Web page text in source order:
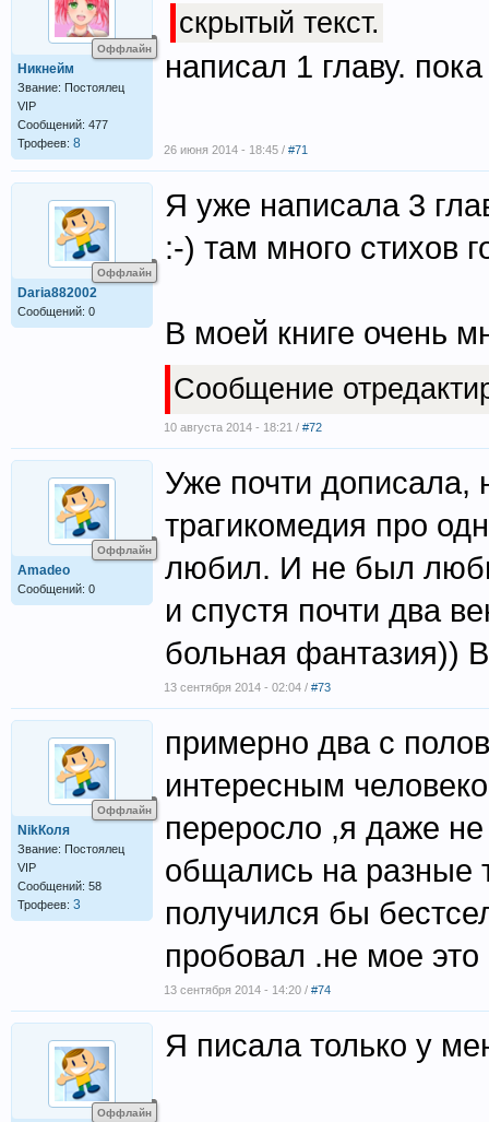
Оффлайн
Никнейм
Звание: Постоялец
VIP
Сообщений: 477
Трофеев: 8
скрытый текст.
написал 1 главу.
26 июня 2014 - 18:45 / #71
Оффлайн
Daria882002
Сообщений: 0
Я уже написала 3
:-) там много стихов
В моей книге очень
Сообщение
10 августа 2014 - 18:21 / #72
Оффлайн
Amadeo
Сообщений: 0
Уже почти
трагикомедия про
любил. И не был
и спустя почти два
больная фантазия))
13 сентября 2014 - 02:04 / #73
Оффлайн
NikКоля
Звание: Постоялец
VIP
Сообщений: 58
Трофеев: 3
примерно два с
интересным
переросло ,я даже
общались на разные
получился бы
пробовал .не мое
13 сентября 2014 - 14:20 / #74
Оффлайн
Я писала только у